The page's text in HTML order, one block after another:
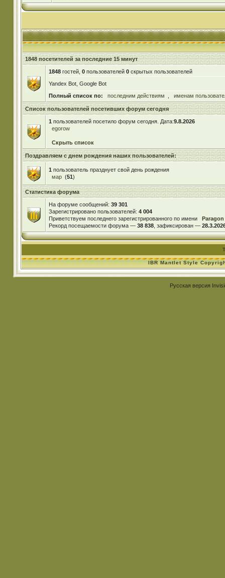
1848 посетителей за последние 15 минут
1848гостей, 0пользователей 0скрытых пользователей
Yandex Bot, Google Bot
Полный список по:
последним действиям именам
Список пользователей посетивших форум сегодня
1 пользователей посетило форум сегодня. Дата:9.8.2026
egorow
Скрыть список
Поздравляем с днем рождения наших пользователей:
1 пользователь празднует свой день рождения
мар (51)
Статистика форума
На форуме сообщений: 39 301
Зарегистрировано пользователей: 4 004
Приветствуем последнего зарегистрированного по имени
Paragon
Рекорд посещаемости форума — 38 838, зафиксирован —
IBR Mantlet Style
Русская версия